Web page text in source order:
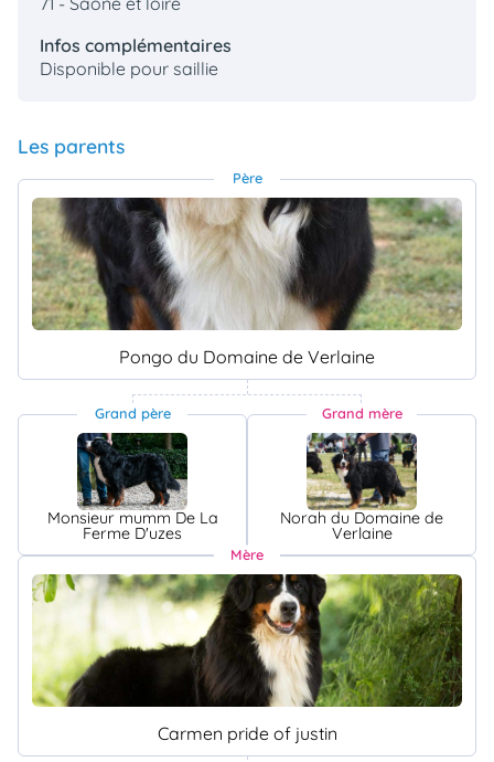
Infos complémentaires
Disponible pour saillie
Les parents
Père
Pongo du Domaine de Verlaine
Grand père
Monsieur mumm De La
Ferme D'uzes
Grand mère
Norah du Domaine de
Verlaine
Mère
Carmen pride of justin